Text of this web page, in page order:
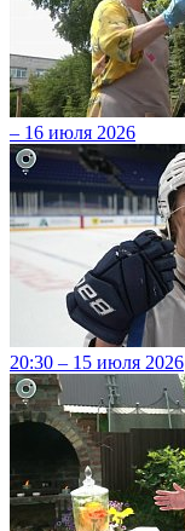
– 16 июля 2026
20:30 – 15 июля 2026